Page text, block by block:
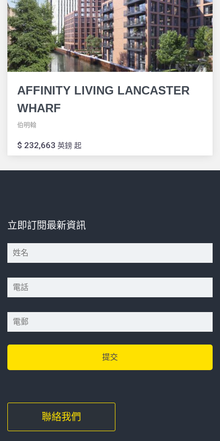
AFFINITY LIVING LANCASTER
WHARF
伯明翰
$ 232,663 英鎊 起
立即訂閱最新資訊
聯絡我們